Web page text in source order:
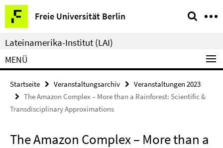
Springe
direkt
zu
Inhalt
Freie Universität Berlin
Service-
Navigation
Lateinamerika-Institut (LAI)
MENÜ
Startseite Veranstaltungsarchiv
Veranstaltungen 2023
The Amazon Complex – More than a Rainforest: Scientific &
Transdisciplinary Approximations
The Amazon Complex – More than a